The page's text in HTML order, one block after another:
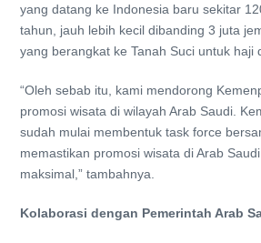
yang datang ke Indonesia baru sekitar
tahun, jauh lebih kecil dibanding 3 juta
yang berangkat ke Tanah Suci untuk haji
“Oleh sebab itu, kami mendorong
promosi wisata di wilayah Arab Saudi.
sudah mulai membentuk task force
memastikan promosi wisata di Arab
maksimal,” tambahnya.
Kolaborasi dengan Pemerintah Arab